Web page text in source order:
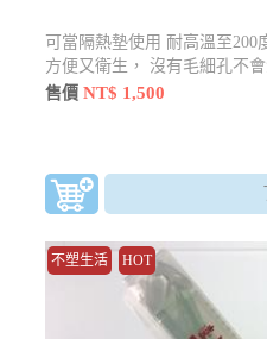
可當隔熱墊使用 耐高溫至200
方便又衛生， 沒有毛細孔不
背貼防爆模，安全有保障 切忌
售價NT$ 1,500
不塑生活 HOT